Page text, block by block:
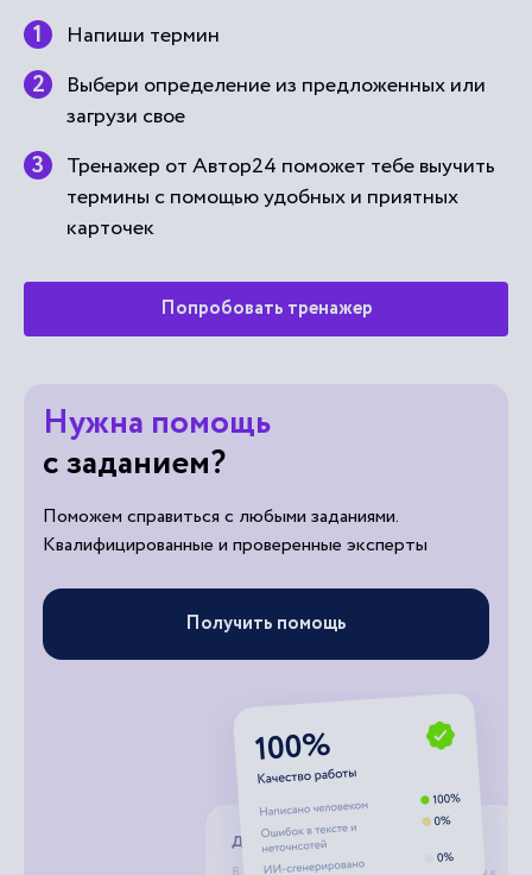
Напиши термин
Выбери определение из предложенных или
загрузи свое
Тренажер от Автор24 поможет тебе выучить
термины с помощью удобных и приятных
карточек
Попробовать тренажер
Нужна помощь
с заданием?
Поможем справиться с любыми заданиями.
Квалифицированные и проверенные эксперты
Получить помощь